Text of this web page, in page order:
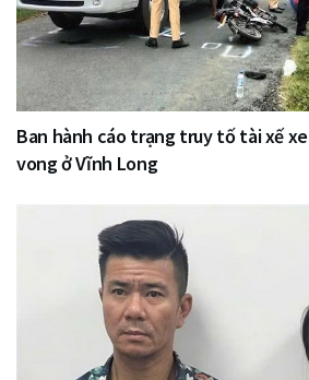
Ban hành cáo trạng truy tố tài xế
vong ở Vĩnh Long